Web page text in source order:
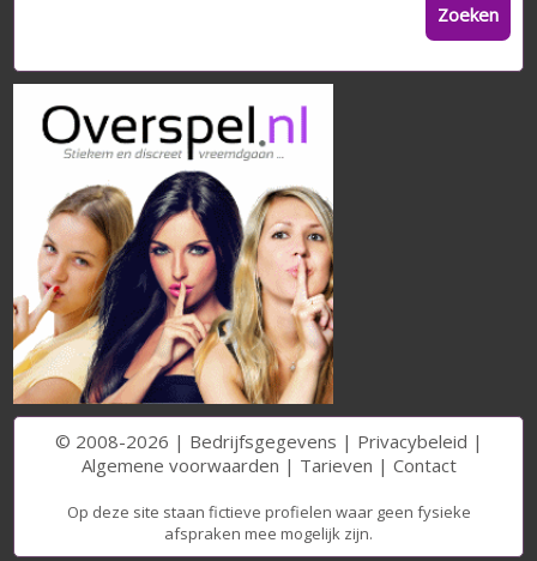
Zoeken
© 2008-2026 | Bedrijfsgegevens | Privacybeleid |
Algemene voorwaarden | Tarieven | Contact
Op deze site staan fictieve profielen waar geen fysieke
afspraken mee mogelijk zijn.